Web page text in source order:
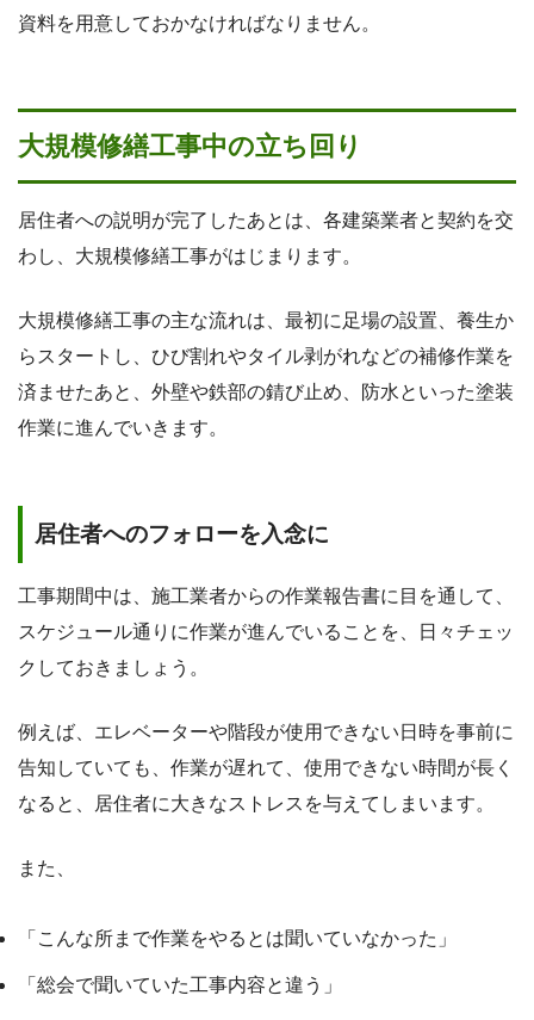
資料を用意しておかなければなりません。
大規模修繕工事中の立ち回り
居住者への説明が完了したあとは、各建築業者と契約を交
わし、大規模修繕工事がはじまります。
大規模修繕工事の主な流れは、最初に足場の設置、養生か
らスタートし、ひび割れやタイル剥がれなどの補修作業を
済ませたあと、外壁や鉄部の錆び止め、防水といった塗装
作業に進んでいきます。
居住者へのフォローを入念に
工事期間中は、施工業者からの作業報告書に目を通して、
スケジュール通りに作業が進んでいることを、日々チェッ
クしておきましょう。
例えば、エレベーターや階段が使用できない日時を事前に
告知していても、作業が遅れて、使用できない時間が長く
なると、居住者に大きなストレスを与えてしまいます。
また、
「こんな所まで作業をやるとは聞いていなかった」
「総会で聞いていた工事内容と違う」